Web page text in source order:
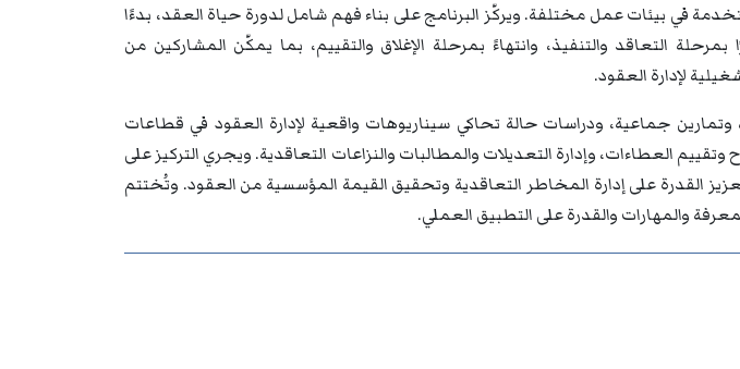
في بيئات عمل مختلفة. ويركّز البرنامج على بناء فهم شامل لدورة حياة العقد، بدءًا
التعاقد والتنفيذ، وانتهاءً بمرحلة الإغلاق والتقييم، بما يمكّن المشاركين من
لإدارة العقود.
جماعية، ودراسات حالة تحاكي سيناريوهات واقعية لإدارة العقود في قطاعات
العطاءات، وإدارة التعديلات والمطالبات والنزاعات التعاقدية. ويجري التركيز على
القدرة على إدارة المخاطر التعاقدية وتحقيق القيمة المؤسسية من العقود. وتُختتم
والمهارات والقدرة على التطبيق العملي.